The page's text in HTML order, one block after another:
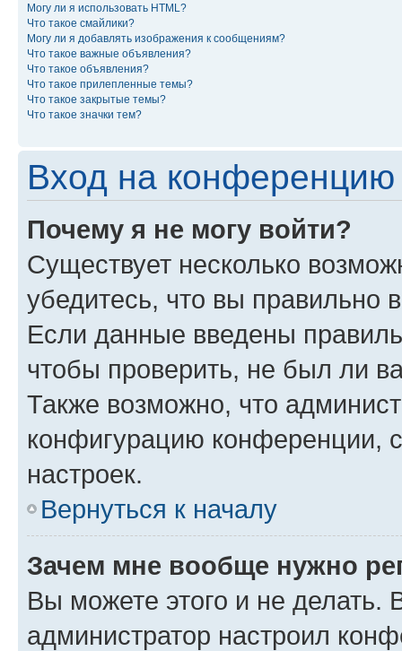
Могу ли я использовать HTML?
Что такое смайлики?
Могу ли я добавлять изображения к сообщениям?
Что такое важные объявления?
Что такое объявления?
Что такое прилепленные темы?
Что такое закрытые темы?
Что такое значки тем?
Вход на конференцию
Почему я не могу войти?
Существует несколько
убедитесь, что вы правильно
Если данные введены
чтобы проверить, не был ли
Также возможно, что
конфигурацию конференции,
настроек.
Вернуться к началу
Зачем мне вообще нужно
Вы можете этого и не делать.
администратор настроил